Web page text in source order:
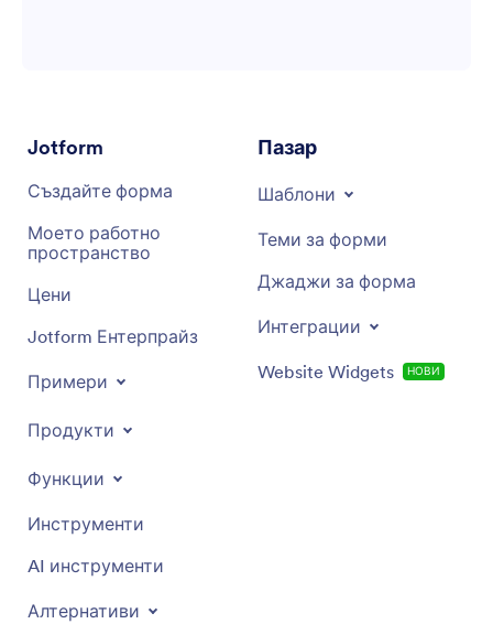
Jotform
Създайте форма
Моето работно
пространство
Цени
Jotform Ентерпрайз
Примери
Продукти
Функции
Инструменти
AI инструменти
Алтернативи
Пазар
Шаблони
Теми за форми
Джаджи за форма
Интеграции
Website Widgets НОВИ